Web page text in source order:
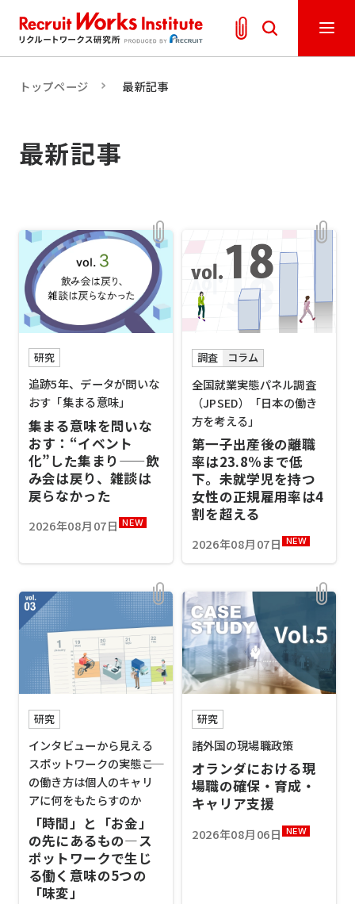
トップページ 最新記事
最新記事
研究
追跡5年、データが問いな
おす「集まる意味」
集まる意味を問いな
おす：“イベント
化”した集まり——飲
み会は戻り、雑談は
戻らなかった
2026年08月07日 NEW
調査 コラム
全国就業実態パネル調査
（JPSED）「日本の働き
方を考える」
第一子出産後の離職
率は23.8%まで低
下。未就学児を持つ
女性の正規雇用率は4
割を超える
2026年08月07日 NEW
研究
インタビューから見える
スポットワークの実態――こ
の働き方は個人のキャリ
アに何をもたらすのか
「時間」と「お金」
の先にあるもの―ス
ポットワークで生じ
る働く意味の5つの
「味変」
研究
諸外国の現場職政策
オランダにおける現
場職の確保・育成・
キャリア支援
2026年08月06日 NEW